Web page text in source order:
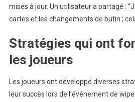
mises à jour. Un utilisateur a partagé :
cartes et les changements de butin ;
Stratégies qui ont
les joueurs
Les joueurs ont développé diverses
leur succès lors de l’événement de